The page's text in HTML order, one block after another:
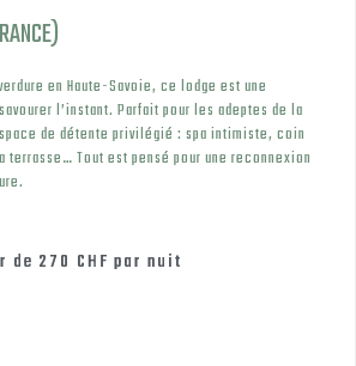
en Haute-Savoie, ce lodge est une
l’instant. Parfait pour les adeptes de la
de détente privilégié : spa intimiste, coin
terrasse… Tout est pensé pour une reconnexion
de 270 CHF par nuit